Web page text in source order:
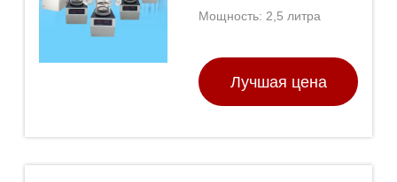
сушильнаяинтерфейса: 2"
Мощность: 2,5 литра
Лучшая цена